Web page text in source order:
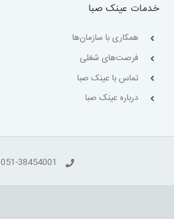
خدمات عینک صبا
همکاری با سازمان‌ها
فرصت‌های شغلی
تماس با عینک صبا
درباره عینک صبا
051-38454001